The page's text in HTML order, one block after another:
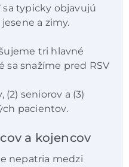
sa typicky objavujú
a zimy.
tri hlavné
sa snažíme pred RSV
seniorov a (3)
pacientov.
a kojencov
nepatria medzi